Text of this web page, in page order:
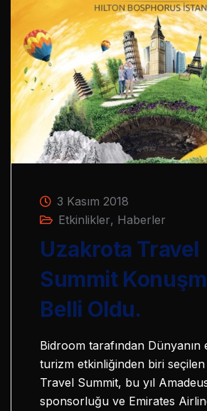
3 Kasım 2018
Etkinlikler, Haberler
Uzakrota Travel
Summit
Belli Oldu.
Bidroom tarafından Dünyanın
turizm etkinliğinden biri
Travel Summit, bu yıl
sponsorluğu ve Emirates